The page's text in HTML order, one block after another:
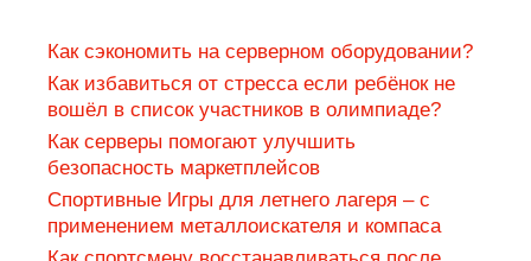
Как сэкономить на серверном оборудовании?
Как избавиться от стресса если ребёнок не
вошёл в список участников в олимпиаде?
Как серверы помогают улучшить
безопасность маркетплейсов
Спортивные Игры для летнего лагеря – с
применением металлоискателя и компаса